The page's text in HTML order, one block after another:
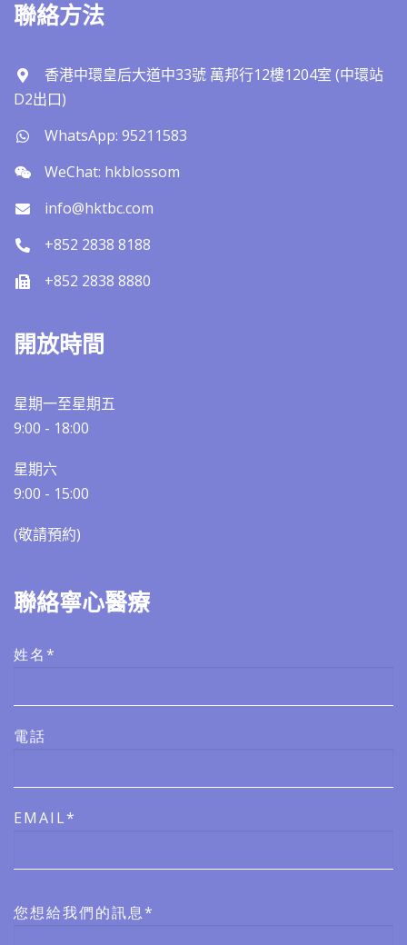
聯絡方法
香港中環皇后大道中33號 萬邦行12樓1204室 (中環站
D2出口)
WhatsApp: 95211583
WeChat: hkblossom
info@hktbc.com
+852 2838 8188
+852 2838 8880
開放時間
星期一至星期五
9:00 - 18:00
星期六
9:00 - 15:00
(敬請預約)​​
聯絡寧心醫療
姓名*
電話
EMAIL*
您想給我們的訊息*